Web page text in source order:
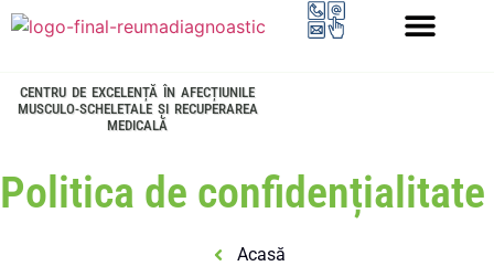
CENTRU DE EXCELENȚĂ ÎN AFECȚIUNILE
MUSCULO-SCHELETALE ȘI RECUPERAREA
MEDICALĂ
Politica de confidențialitate
Acasă